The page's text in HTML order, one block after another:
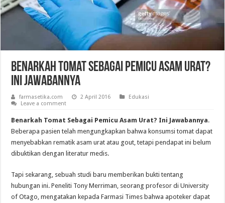
Benarkah Tomat Sebagai Pemicu Asam Urat?
Ini Jawabannya
farmasetika.com 2 April 2016
Edukasi
Leave a comment
Benarkah Tomat Sebagai Pemicu Asam Urat? Ini Jawabannya.
Beberapa pasien telah mengungkapkan bahwa konsumsi tomat dapat
menyebabkan rematik asam urat atau gout, tetapi pendapat ini belum
dibuktikan dengan literatur medis.
Tapi sekarang, sebuah studi baru memberikan bukti tentang
hubungan ini. Peneliti Tony Merriman, seorang profesor di University
of Otago, mengatakan kepada Farmasi Times bahwa apoteker dapat